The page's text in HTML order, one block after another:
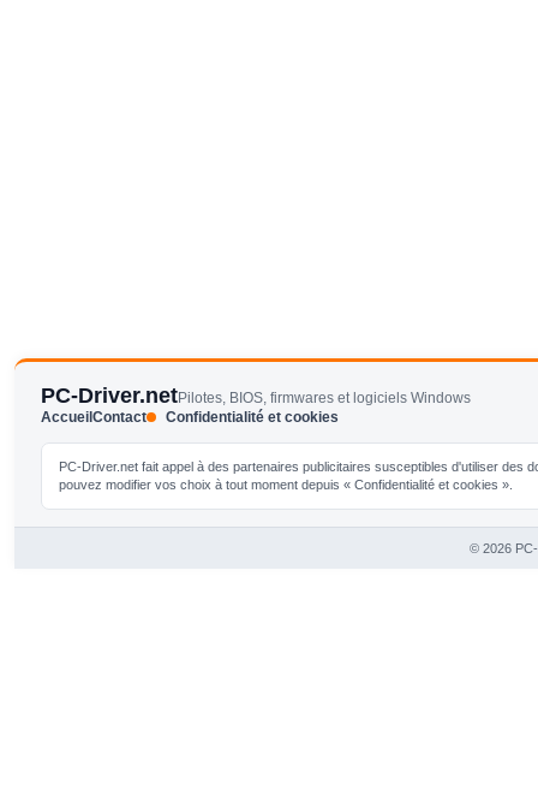
PC-Driver.netPilotes, BIOS, firmwares et logiciels Windows
AccueilContact Confidentialité et cookies
PC-Driver.net fait appel à des partenaires publicitaires susceptibles d'utiliser
pouvez modifier vos choix à tout moment depuis « Confidentialité et cookies ».
© 2026